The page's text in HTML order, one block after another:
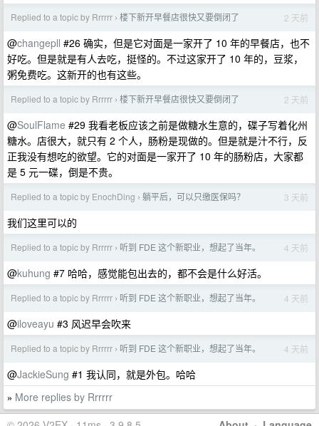
Replied to a topic by Rrrrrr › 楼下新开早餐店很快又要倒闭了 2 天前
@changepll #26 确实，但是它对面是一家开了 10 年的早餐店，也不
好吃。但是就是有人去吃，挺怪的。不过这家开了 10 年的，豆浆，
粥免费吃。这新开的也有这些。
Replied to a topic by Rrrrrr › 楼下新开早餐店很快又要倒闭了 2 天前
@SoulFlame #29 我看老板应该之前是做糖水生意的，碟子写着化州
糖水。店很大，就只有 2 个人，肠粉是现做的。但是就是汁不行，反
正我没有想吃的欲望。它的对面是一家开了 10 年的肠粉店，大家都
是 5 元一碟，倒是不贵。
Replied to a topic by EnochDing › 躺平后，可以只缴医保吗？ 3 天前
我们这里可以的
Replied to a topic by Rrrrrr › 听到 FDE 这个新职业，想起了当年。 4 天前
@kuhung #7 哈哈，感觉能包出去的，都不会是什么好活。
Replied to a topic by Rrrrrr › 听到 FDE 这个新职业，想起了当年。 4 天前
@iloveayu #3 风迟早会吹来
Replied to a topic by Rrrrrr › 听到 FDE 这个新职业，想起了当年。 4 天前
@JackieSung #1 我认同，就是外包。哈哈
» More replies by Rrrrrr